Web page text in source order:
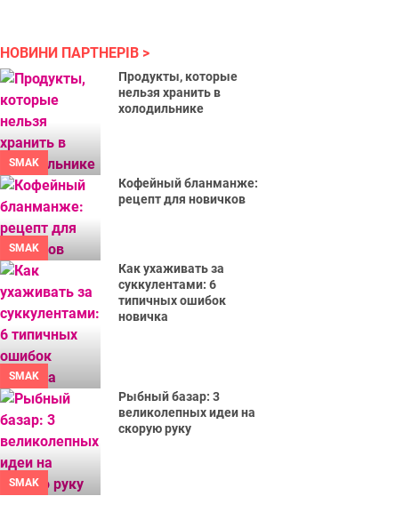
НОВИНИ ПАРТНЕРІВ
SMAK
Продукты, которые
нельзя хранить в
холодильнике
SMAK
Кофейный бланманже:
рецепт для новичков
SMAK
Как ухаживать за
суккулентами: 6
типичных ошибок
новичка
SMAK
Рыбный базар: 3
великолепных идеи на
скорую руку